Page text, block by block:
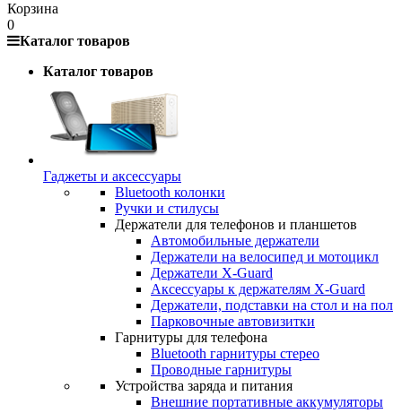
Корзина
0
Каталог товаров
Каталог товаров
Гаджеты и аксессуары
Bluetooth колонки
Ручки и стилусы
Держатели для телефонов и планшетов
Автомобильные держатели
Держатели на велосипед и мотоцикл
Держатели X-Guard
Аксессуары к держателям X-Guard
Держатели, подставки на стол и на пол
Парковочные автовизитки
Гарнитуры для телефона
Bluetooth гарнитуры стерео
Проводные гарнитуры
Устройства заряда и питания
Внешние портативные аккумуляторы